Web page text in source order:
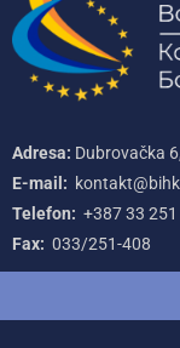
Adresa: Dubrovačka
E-mail:
Telefon: +387‌ 33‌
Fax: 033/251-408